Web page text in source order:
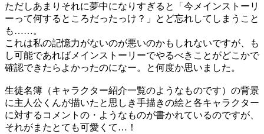
ただしあまりそれに夢中になりすぎると「今メインストーリ
ーって何するところだったっけ？」とど忘れしてしまうこと
も……。
これは私の記憶力がないのが悪いのかもしれないですが、も
し可能であればメインストーリーでやるべきことがどこかで
確認できたらよかったのになー。と何度か思いました。
生徒名簿（キャラクター紹介一覧のようなものです）の背景
に主人公くんが描いたと思しき手描きの絵と各キャラクター
に対するコメントの・ようなものが書かれているのですが、
それがまたとても可愛くて…！